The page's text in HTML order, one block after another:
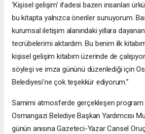
‘Kişisel gelişim’ ifadesi bazen insanları
bu kitapta yalnızca öneriler sunuyorum.
kurumsal iletişim alanındaki yıllara
tecrübelerimi aktardım. Bu benim ilk
kişisel gelişim kitabım üzerinde de
söyleşi ve imza gününü düzenlediği için
Belediyesi’ne çok teşekkür ediyorum.”
Samimi atmosferde gerçekleşen
Osmangazi Belediye Başkan Yardımcısı
günün anısına Gazeteci-Yazar Cansel